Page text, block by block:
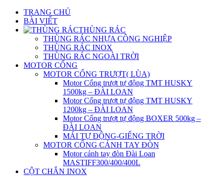
TRANG CHỦ
BÀI VIẾT
THÙNG RÁC
THÙNG RÁC NHỰA CÔNG NGHIỆP
THÙNG RÁC INOX
THÙNG RÁC NGOÀI TRỜI
MOTOR CỔNG
MOTOR CỔNG TRƯỢT( LÙA)
Motor Cổng trượt tự động TMT HUSKY
1500kg – ĐÀI LOAN
Motor Cổng trượt tự động TMT HUSKY
1200kg – ĐÀI LOAN
Motor Cổng trượt tự động BOXER 500kg –
ĐÀI LOAN
MÁI TỰ ĐỘNG-GIẾNG TRỜI
MOTOR CỔNG CÁNH TAY ĐÒN
Motor cánh tay đòn Đài Loan
MASTIFF300/400/400L
CỘT CHẮN INOX